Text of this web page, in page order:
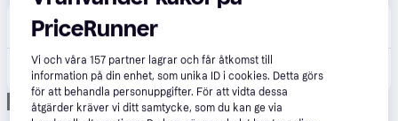
Hegethorns Foto AB
Fri frakt
Canon EOS R6 Mark III Kamerahus
Eller 11 775 kr/mån
Annons
PriceRunner
Vi och våra157 partner lagrar och får åtkomst till
information på din enhet, som unika ID i cookies. Detta görs
för att behandla personuppgifter. För att vidta dessa
åtgärder kräver vi ditt samtycke, som du kan ge via